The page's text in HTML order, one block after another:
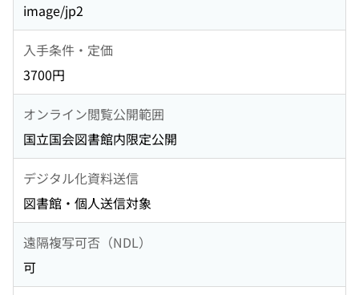
image/jp2
入手条件・定価
3700円
オンライン閲覧公開範囲
国立国会図書館内限定公開
デジタル化資料送信
図書館・個人送信対象
遠隔複写可否（NDL）
可